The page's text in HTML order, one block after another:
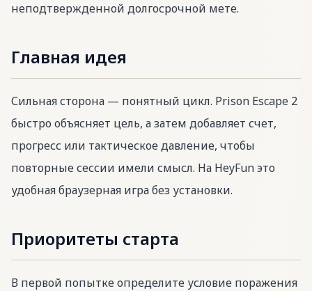
неподтвержденной долгосрочной мете.
Главная идея
Сильная сторона — понятный цикл. Prison Escape 2
быстро объясняет цель, а затем добавляет счет,
прогресс или тактическое давление, чтобы
повторные сессии имели смысл. На HeyFun это
удобная браузерная игра без установки.
Приоритеты старта
В первой попытке определите условие поражения